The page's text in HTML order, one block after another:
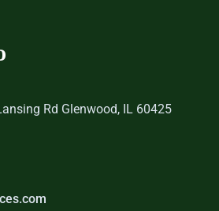
Rd Glenwood, IL 60425